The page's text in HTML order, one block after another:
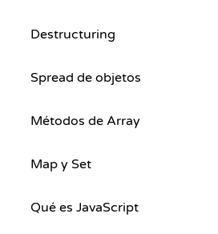
Destructuring
Spread de objetos
Métodos de Array
Map y Set
Qué es JavaScript